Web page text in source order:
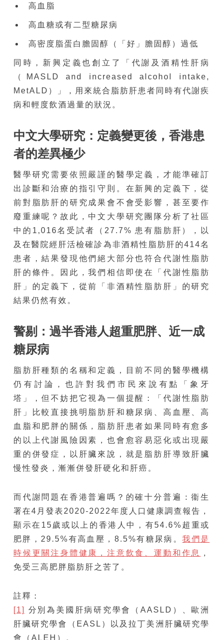
高血脂
高血糖或有二型糖尿病
高密度脂蛋白膽固醇（「好」膽固醇）過低
同時，新興定義也創立了「代謝及酒精性肝病
（MASLD and increased alcohol intake,
MetALD）」，用來統合脂肪肝患者同時有代謝疾
病和輕度飲酒過量的狀況。
中文大學研究：定義變更後，香港患
者的差異極少
醫學研究需要依照嚴謹的醫學定義，才能準確訂
出診斷和治療的指引守則。在新興的定義下，從
前對脂肪肝的研究成果會不會受影響，甚至要作
廢重練呢？故此，中文大學研究團隊分析了社區
中的1,016名受試者（27.7% 患有脂肪肝），以
及在醫院經肝活檢確診為非酒精性脂肪肝的414名
患者，結果發現他們絕大部分也符合代謝性脂肪
肝的條件。因此，我們相信即使在「代謝性脂肪
肝」的定義下，從前「非酒精性脂肪肝」的研究
結果仍然有效。
警剔：過半香港人超重肥胖、近一成
糖尿病
脂肪肝種類的名稱和定義，目前不同的醫學機構
仍有討論，也許對我們市民來說有點「象牙
塔」，但不妨把它視為一個提醒：「代謝性脂肪
肝」比較直接挑明脂肪肝和糖尿病、高血壓、高
血脂和肥胖的關係，脂肪肝患者如果同時有愈多
的以上代謝風險因素，也會愈容易惡化或出現嚴
重的併發症，以肝臟來說，就是脂肪肝導致肝臟
慢性發炎，漸漸併發肝硬化和肝癌。
而代謝問題在香港普遍嗎？的確十分普遍：衞生
署在4月發表2020-2022年度人口健康調查報告，
顯示在15歲或以上的香港人中，有54.6%超重或
肥胖，29.5%有高血壓，8.5%有糖尿病。我們是
時候更關注身體健康，注意飲食、運動和作息
，
免受三高肥胖脂肪肝之苦了。
註釋：
[1]
分別為美國肝病研究學會（AASLD）、歐洲
肝臟研究學會（EASL）以及拉丁美洲肝臟研究學
會（ALEH）。